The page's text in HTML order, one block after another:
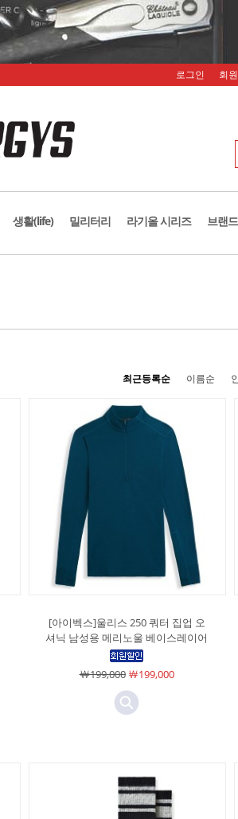
로그인 회
생활(life) 밀리터리 라기올 시리즈 브랜드
최근등록순 이름순
[아이벡스]울리스 250 쿼터 집업 오
셔닉 남성용 메리노울 베이스레이어
￦199,000￦199,000